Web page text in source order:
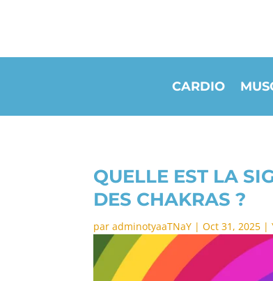
CARDIO
QUELLE EST LA
DES CHAKRAS ?
paradminotyaaTNaY |Oct 31, 2025 |